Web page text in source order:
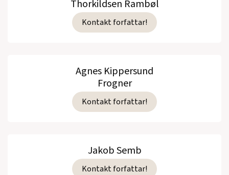
Thorkildsen Rambøl
Kontakt forfattar!
Agnes Kippersund
Frogner
Kontakt forfattar!
Jakob Semb
Kontakt forfattar!